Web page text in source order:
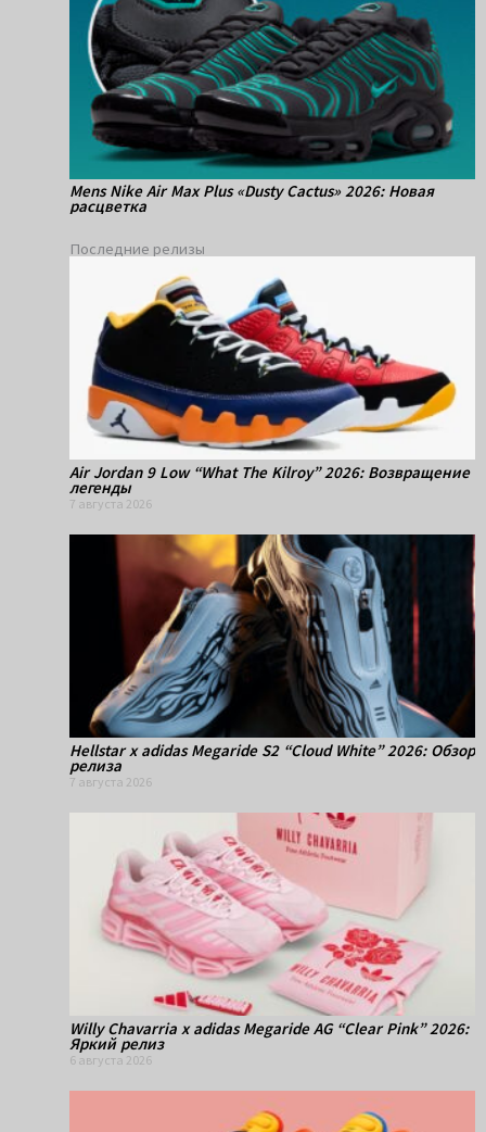
Mens Nike Air Max Plus «Dusty Cactus» 2026: Новая
расцветка
Последние релизы
Air Jordan 9 Low “What The Kilroy” 2026: Возвращение
легенды
7 августа 2026
Hellstar x adidas Megaride S2 “Cloud White” 2026: Обзор
релиза
7 августа 2026
Willy Chavarria x adidas Megaride AG “Clear Pink” 2026:
Яркий релиз
6 августа 2026